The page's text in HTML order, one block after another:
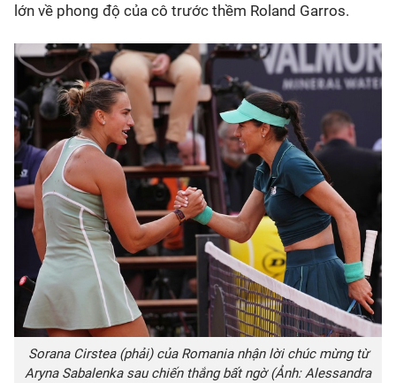
lớn về phong độ của cô trước thềm Roland Garros.
Sorana Cirstea (phải) của Romania nhận lời chúc mừng từ
Aryna Sabalenka sau chiến thắng bất ngờ (Ảnh: Alessandra